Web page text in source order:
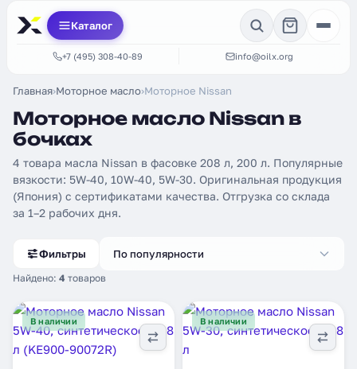
Каталог
+7 (495) 308-40-89 info@oilx.org
Главная›Моторное масло›Моторное Nissan
Моторное масло Nissan в
бочках
4 товара масла Nissan в фасовке 208 л, 200 л. Популярные
вязкости: 5W-40, 10W-40, 5W-30. Оригинальная продукция
(Япония) с сертификатами качества. Отгрузка со склада
за 1–2 рабочих дня.
Фильтры
Найдено: 4 товаров
По популярности
В наличии В наличии